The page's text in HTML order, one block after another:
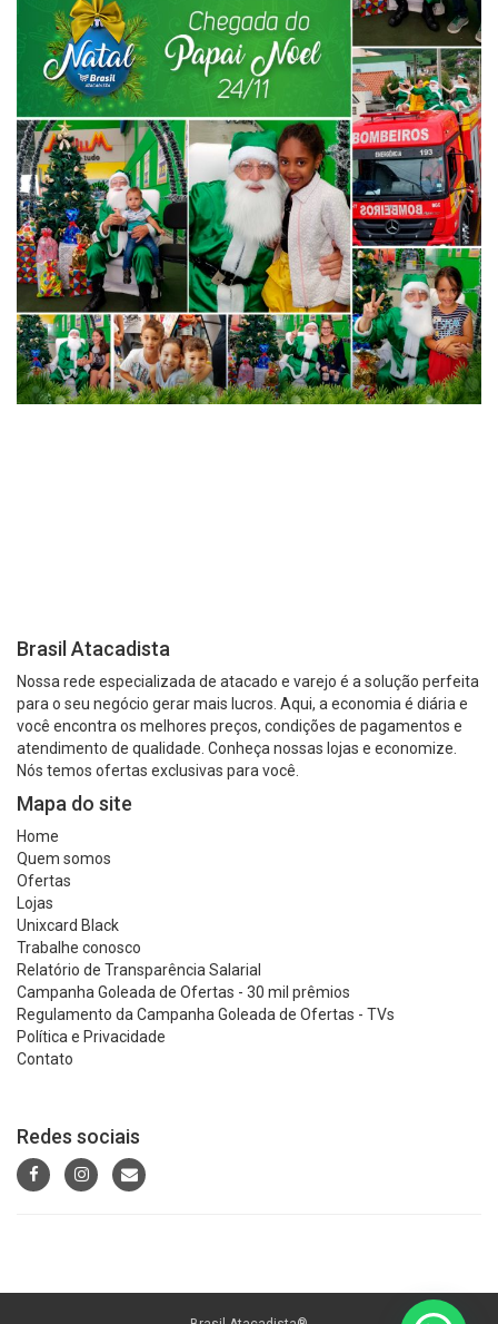
Brasil Atacadista
Nossa rede especializada de atacado e varejo é a solução perfeita
para o seu negócio gerar mais lucros. Aqui, a economia é diária e
você encontra os melhores preços, condições de pagamentos e
atendimento de qualidade. Conheça nossas lojas e economize.
Nós temos ofertas exclusivas para você.
Mapa do site
Home
Quem somos
Ofertas
Lojas
Unixcard Black
Trabalhe conosco
Relatório de Transparência Salarial
Campanha Goleada de Ofertas - 30 mil prêmios
Regulamento da Campanha Goleada de Ofertas - TVs
Política e Privacidade
Contato
Redes sociais